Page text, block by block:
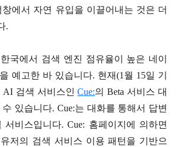
에서 자연 유입을 이끌어내는 것은 더
.
국에서 검색 엔진 점유율이 높은 네이
예고한 바 있습니다. 현재(1월 15일 기
AI 검색 서비스인Cue:의 Beta 서비스 대
있습니다. Cue:는 대화를 통해서 답변
비스입니다. Cue: 홈페이지에 의하면
저의 검색 서비스 이용 패턴을 기반으